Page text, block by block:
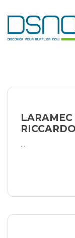
to
content
RICCARDO
...